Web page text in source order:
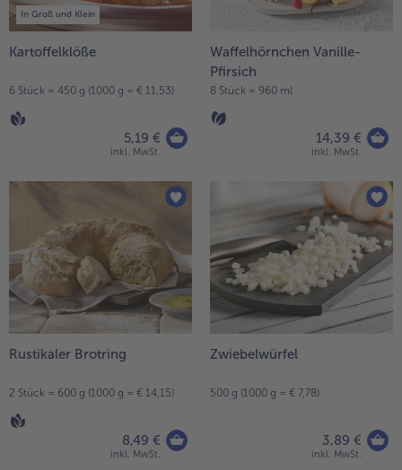
In Groß und Klein
Kartoffelklöße
6 Stück = 450 g (1000 g = € 11,53)
5,19 €
inkl. MwSt.
Waffelhörnchen Vanille-
Pfirsich
8 Stück = 960 ml
14,39 €
inkl. MwSt.
Rustikaler Brotring
2 Stück = 600 g (1000 g = € 14,15)
8,49 €
inkl. MwSt.
Zwiebelwürfel
500 g (1000 g = € 7,78)
3,89 €
inkl. MwSt.